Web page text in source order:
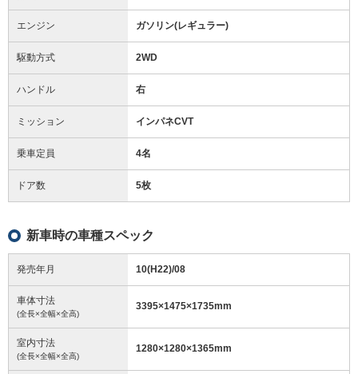
エンジン ガソリン(レギュラー)
駆動方式 2WD
ハンドル 右
ミッション インパネCVT
乗車定員 4名
ドア数 5枚
新車時の車種スペック
発売年月 10(H22)/08
車体寸法
(全長×全幅×全高)
3395×1475×1735mm
室内寸法
(全長×全幅×全高)
1280×1280×1365mm